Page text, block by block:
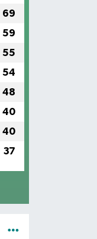
69
59
55
54
48
40
40
37